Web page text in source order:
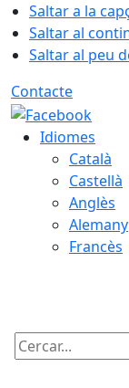
Saltar a la
Saltar al
Saltar al peu
Contacte
Idiomes
Català
Castellà
Anglès
Alemany
Francès
Cercar: